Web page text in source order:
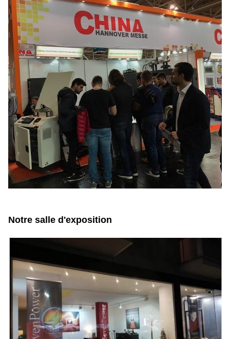
Notre salle d'exposition